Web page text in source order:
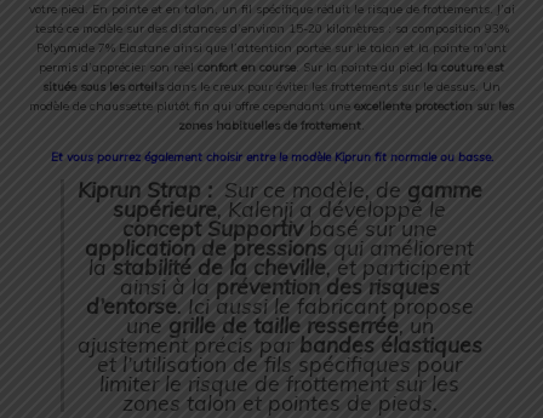
votre pied. En pointe et en talon, un fil spécifique réduit le risque de frottements. J’ai
testé ce modèle sur des distances d’environ 15-20 kilomètres : sa composition 93%
Polyamide 7% Elastane ainsi que l’attention portée sur le talon et la pointe m’ont
permis d’apprécier son réel confort en course. Sur la pointe du pied la couture est
située sous les orteils dans le creux pour éviter les frottements sur le dessus. Un
modèle de chaussette plutôt fin qui offre cependant une excellente protection sur les
zones habituelles de frottement.
Et vous pourrez également choisir entre le modèle Kiprun fit normale ou basse.
Kiprun Strap :Sur ce modèle, de gamme
supérieure, Kalenji a développé le
concept Supportivbasé sur une
application de pressions qui améliorent
la stabilité de la cheville, et participent
ainsi à la prévention des risques
d’entorse. Ici aussi le fabricant propose
une grille de taille resserrée, un
ajustement précis par bandes élastiques
et l’utilisation de fils spécifiques pour
limiter le risque de frottement sur les
zones talon et pointes de pieds.